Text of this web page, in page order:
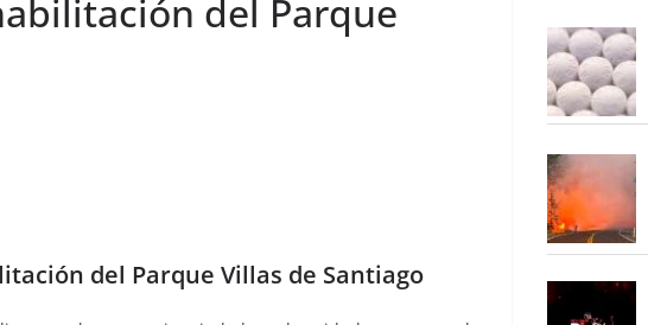
del Parque
del Parque Villas de Santiago